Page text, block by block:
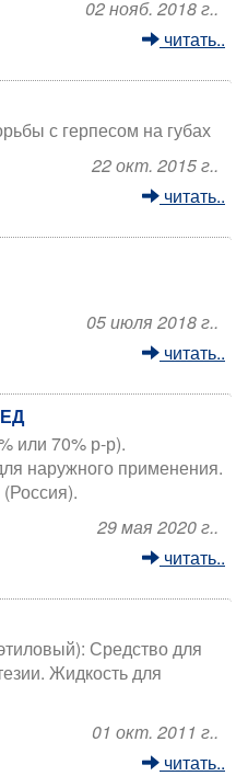
02 нояб. 2018 г..
читать..
с герпесом на губах
22 окт. 2015 г..
читать..
05 июля 2018 г..
читать..
или 70% р-р).
наружного применения.
29 мая 2020 г..
читать..
Средство для
Жидкость для
01 окт. 2011 г..
читать..